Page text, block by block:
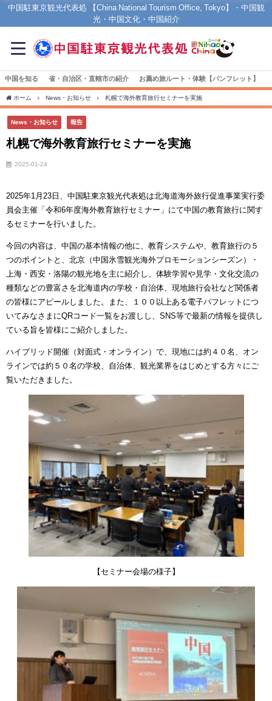
中国駐東京観光代表処 【China National Tourism Office, Tokyo】・中国観
光・中国文化・中国紹介
中国を知る 省・自治区・直轄市の紹介 お薦め旅ルート・体験【パンフレット】
ホーム News・お知らせ 札幌で海外教育旅行セミナーを実施
News・お知らせ 報告
札幌で海外教育旅行セミナーを実施
2025-01-24
2025年1 月 23 日、中国駐東京観光代表処は北海道海外旅行促進事業実行委
員会主催「令和6年度海外教育旅行セミナー」にて中国の教育旅行に関す
るセミナーを行いました。
今回の内容は、中国の基本情報の他に、教育システムや、教育旅行の５
つのポイントと、北京（中国氷雪観光海外プロモーションシーズン）・
上海・西安・洛陽の観光地を主に紹介し、体験学習や見学・文化交流の
種類などの豊富さを北海道内の学校・自治体、現地旅行会社など関係者
の皆様にアピールしました。また、１００以上ある電子パフレットにつ
いてみなさまにQRコード一覧をお渡しし、 SNS等で最新の情報を提供し
ている旨を皆様にご紹介しました。
ハイブリッド開催（対面式・オンライン）で、現地には約４０名、オン
ラインでは約５０名の学校、自治体、観光業界をはじめとする方々にご
覧いただきました。
【セミナー会場の様子】